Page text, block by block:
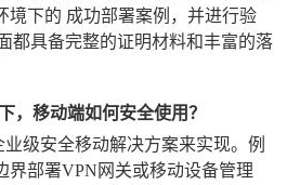
境下的 成功部署案例 ，并进行验
都具备完整的证明材料和丰富的落
，移动端如何安全使用？
级安全移动解决方案来实现。例
界部署VPN网关或移动设备管理